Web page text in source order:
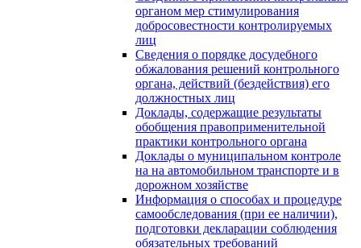
органом мер стимулирования
добросовестности контролируемых
лиц
Сведения о порядке досудебного
обжалования решений контрольного
органа, действий (бездействия) его
должностных лиц
Доклады, содержащие результаты
обобщения правоприменительной
практики контрольного органа
Доклады о муниципальном контроле
на на автомобильном транспорте и в
дорожном хозяйстве
Информация о способах и процедуре
самообследования (при ее наличии),
подготовки декларации соблюдения
обязательных требований